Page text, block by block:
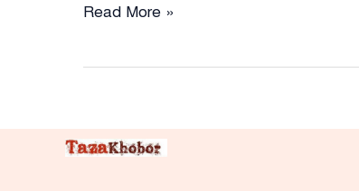
মধ্যরাতে
আবদুল
হামিদ
Read More »